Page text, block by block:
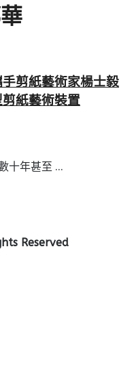
剪紙藝術家楊士毅
紙藝術裝置
十年甚至 ...
Reserved